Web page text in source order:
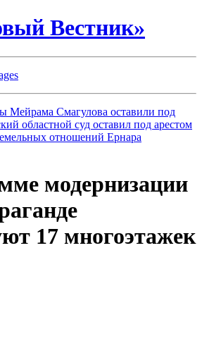
Вестник»
Мейрама Смагулова оставили под
областной суд оставил под арестом
отношений Ернара
модернизации
17 многоэтажек